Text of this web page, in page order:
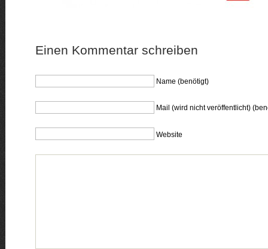
Einen Kommentar schreiben
Name (benötigt)
Mail (wird nicht veröffentlicht)
Website